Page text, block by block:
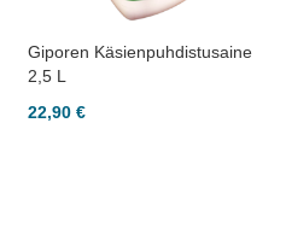
Giporen Käsienpuhdistusaine
2,5 L
22,90 €